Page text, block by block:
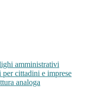
amministrativi
cittadini e imprese
analoga